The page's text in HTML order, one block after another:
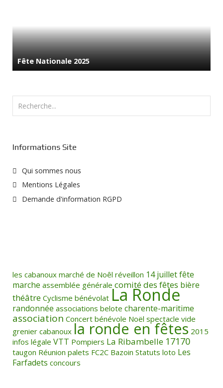
Fête Nationale 2025
Informations Site
Qui sommes nous
Mentions Légales
Demande d'information RGPD
les cabanoux marché de Noêl réveillon 14 juilletfête
marche assemblée générale comité des fêtes bière
théâtre Cyclisme bénévolat La Ronde
randonnée associations belote charente-maritime
association Concert bénévole Noël spectacle vide
grenier cabanoux la ronde en fêtes 2015
infos légale VTT Pompiers La Ribambelle 17170
taugon Réunion palets FC2C Bazoin Statuts loto Les
Farfadets concours